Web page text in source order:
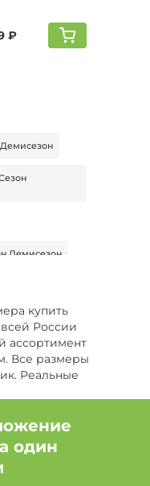
₽
Демисезон
Демисезон
Демисезон
купить
России
ассортимент
Все размеры
Реальные
один